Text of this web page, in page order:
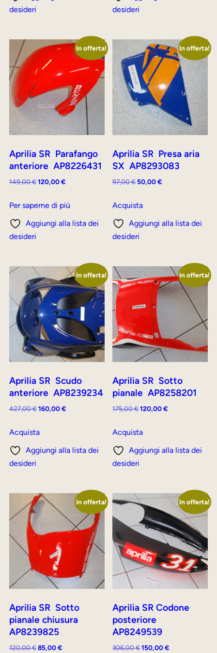
desideri
desideri
In offerta!
Aprilia SR Parafango
anteriore AP8226431
149,00€ Il
originale
149,00 €.
120,00€Il
attuale
120,00 €.
Per saperne di più
Aggiungi alla lista dei
desideri
In offerta!
Aprilia SR Presa aria
SX AP8293083
97,00€Il
originale
97,00 €.
50,00€
50,00 €.
Acquista
Aggiungi alla lista dei
desideri
In offerta!
Aprilia SR Scudo
anteriore AP8239234
427,00€ Il
originale
427,00 €.
160,00€Il
160,00 €.
Acquista
Aggiungi alla lista dei
desideri
In offerta!
Aprilia SR Sotto
pianale AP8258201
175,00€Il
originale
175,00 €.
120,00€
120,00 €.
Acquista
Aggiungi alla lista dei
desideri
In offerta!
Aprilia SR Sotto
pianale chiusura
AP8239825
120,00€ Il
85,00€Il
In offerta!
Aprilia SR Codone
posteriore
AP8249539
306,00€Il
150,00€